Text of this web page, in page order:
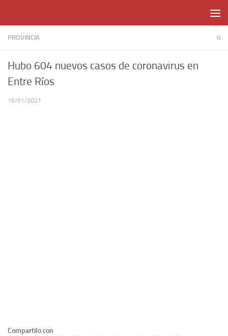
PROVINCIA 0
Hubo 604 nuevos casos de coronavirus en
Entre Ríos
16/01/2021
Compartilo con